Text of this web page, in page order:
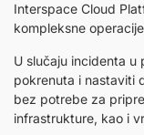
Interspace Cloud
kompleksne
U slučaju incidenta
pokrenuta i nastaviti
bez potrebe za
infrastrukture, kao i